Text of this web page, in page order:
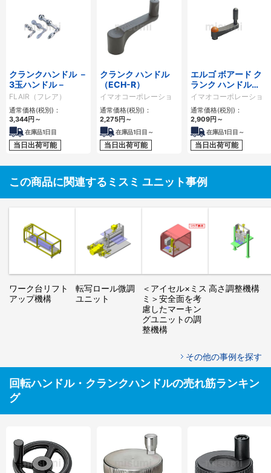
クランクハンドル －
3玉ハンドル－
FLAIR（フレア）
通常価格(税別)：
3,344円 ～
在庫品1日目
当日出荷可能
クランク ハンドル
（ECH-R）
イマオコーポレーショ
ン
通常価格(税別)：
2,275円 ～
在庫品1日目～
当日出荷可能
エルゴ ボアード ク
ランク ハンドル
（EBCH-R）
イマオコーポレーショ
ン
通常価格(税別)：
2,909円 ～
在庫品1日目～
当日出荷可能
この商品に関連するミスミ ユニット事例
ワーク台リフト
アップ機構
転写ロール微調
ユニット
＜アイセル×ミス
ミ＞安全面を考
慮したマーキン
グユニットの調
整機構
高さ調整機構
その他の事例を探す
回転ハンドル・クランクハンドルの売れ筋ランキン
グ